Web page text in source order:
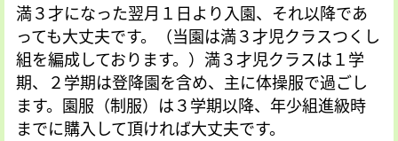
満３才になった翌月１日より入園、それ以降であ
っても大丈夫です。（当園は満３才児クラスつくし
組を編成しております。）満３才児クラスは１学
期、２学期は登降園を含め、主に体操服で過ごし
ます。園服（制服）は３学期以降、年少組進級時
までに購入して頂ければ大丈夫です。